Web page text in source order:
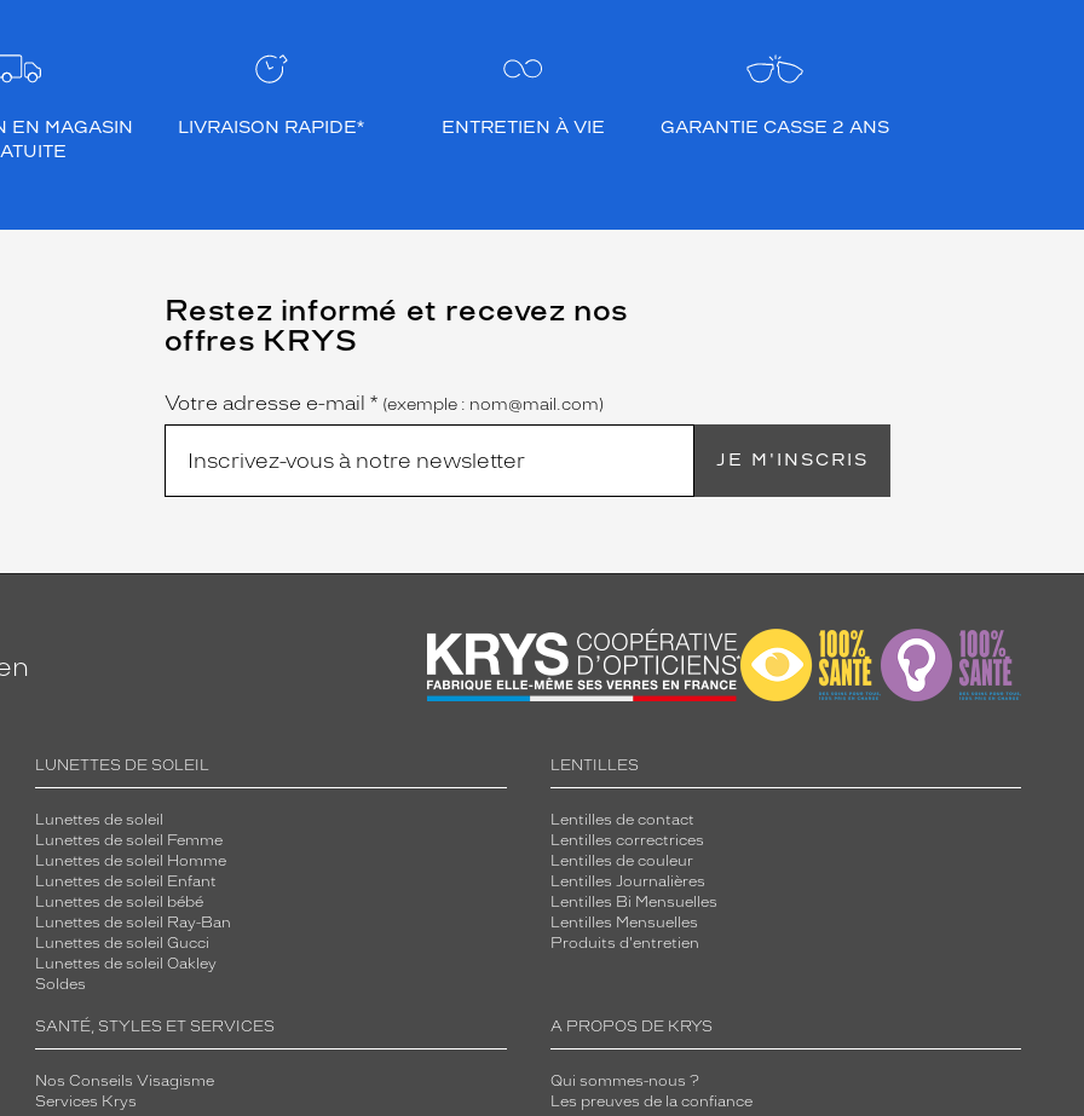
EN MAGASIN
LIVRAISON RAPIDE* ENTRETIEN À VIE GARANTIE CASSE 2 ANS
Restez informé et recevez nos
offres KRYS
Name
Votre adresse e-mail *
(Ce
champ
est
obligatoire)
(exemple : nom@mail.com)
JE M'INSCRIS
LUNETTES DE SOLEIL
Lunettes de soleil
Lunettes de soleil Femme
Lunettes de soleil Homme
Lunettes de soleil Enfant
Lunettes de soleil bébé
Lunettes de soleil Ray-Ban
Lunettes de soleil Gucci
Lunettes de soleil Oakley
Soldes
LENTILLES
Lentilles de contact
Lentilles correctrices
Lentilles de couleur
Lentilles Journalières
Lentilles Bi Mensuelles
Lentilles Mensuelles
Produits d'entretien
SANTÉ, STYLES ET SERVICES
Nos Conseils Visagisme
Services Krys
A PROPOS DE KRYS
Qui sommes-nous ?
Les preuves de la confiance